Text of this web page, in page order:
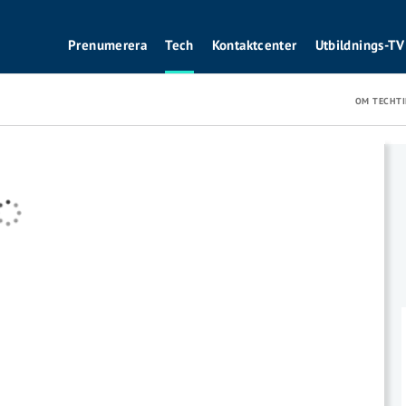
Prenumerera Tech Kontaktcenter Utbildnings-TV
OM